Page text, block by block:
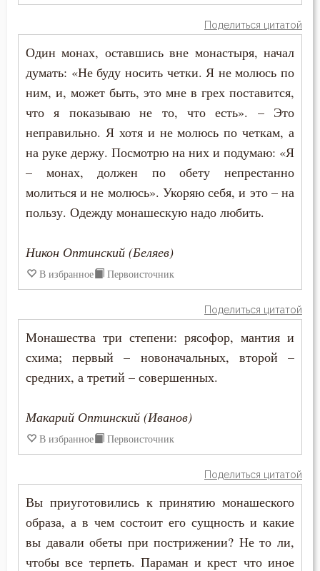
Женщина
Жестокость
Жизнь
Жизнь вечная
Забота
Зависть
Загробная жизнь
Закон Божий
Здоровье
Зло
Злопамятство
Знание
Идолопоклонство
Поделиться цитатой
Один монах, оставшись вне монастыря, начал
думать: «Не буду носить четки. Я не молюсь по
ним, и, может быть, это мне в грех поставится,
что я показываю не то, что есть». – Это
неправильно. Я хотя и не молюсь по четкам, а
на руке держу. Посмотрю на них и подумаю: «Я
– монах, должен по обету непрестанно
молиться и не молюсь». Укоряю себя, и это – на
пользу. Одежду монашескую надо любить.
Никон Оптинский (Беляев)
В избранное Первоисточник
Поделиться цитатой
Монашества три степени: рясофор, мантия и
схима; первый – новоначальных, второй –
средних, а третий – совершенных.
Макарий Оптинский (Иванов)
В избранное Первоисточник
Поделиться цитатой
Вы приуготовились к принятию монашеского
образа, а в чем состоит его сущность и какие
вы давали обеты при пострижении? Не то ли,
чтобы все терпеть. Параман и крест что иное